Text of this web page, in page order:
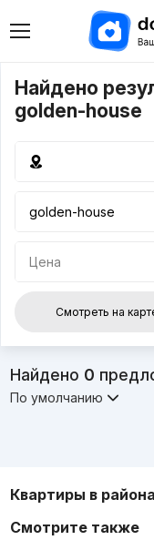
Найдено
golden-house
Цена
Смотреть на
Найдено 0
По умолчанию
Квартиры в
Смотрите также